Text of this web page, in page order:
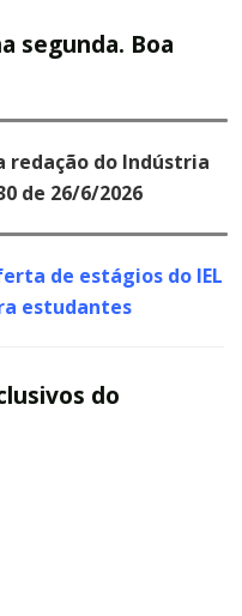
segunda. Boa
redação do Indústria
de 26/6/2026
de estágios do IEL
estudantes
do